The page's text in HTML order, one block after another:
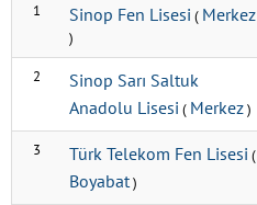
1 Sinop Fen Lisesi ( Merkez
)
2
Sinop Sarı Saltuk
Anadolu Lisesi ( Merkez)
3 Türk Telekom Fen Lisesi (
Boyabat)